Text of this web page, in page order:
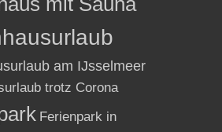
am IJsselmeer
trotz Corona
Ferienpark in